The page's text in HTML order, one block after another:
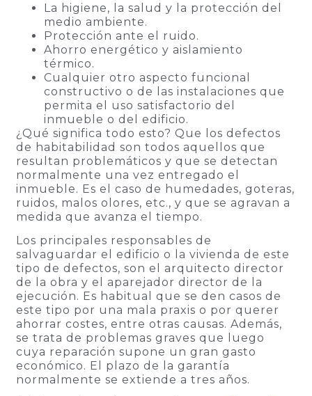
La higiene, la salud y la protección del
medio ambiente.
Protección ante el ruido.
Ahorro energético y aislamiento
térmico.
Cualquier otro aspecto funcional
constructivo o de las instalaciones que
permita el uso satisfactorio del
inmueble o del edificio.
¿Qué significa todo esto? Que los defectos
de habitabilidad son todos aquellos que
resultan problemáticos y que se detectan
normalmente una vez entregado el
inmueble. Es el caso de humedades, goteras,
ruidos, malos olores, etc., y que se agravan a
medida que avanza el tiempo.
Los principales responsables de
salvaguardar el edificio o la vivienda de este
tipo de defectos, son el arquitecto director
de la obra y el aparejador director de la
ejecución. Es habitual que se den casos de
este tipo por una mala praxis o por querer
ahorrar costes, entre otras causas. Además,
se trata de problemas graves que luego
cuya reparación supone un gran gasto
económico. El plazo de la garantía
normalmente se extiende a tres años.